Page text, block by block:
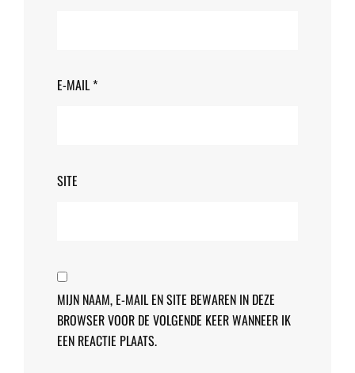
E-MAIL*
SITE
MIJN NAAM, E-MAIL EN SITE BEWAREN IN DEZE
BROWSER VOOR DE VOLGENDE KEER WANNEER IK
EEN REACTIE PLAATS.